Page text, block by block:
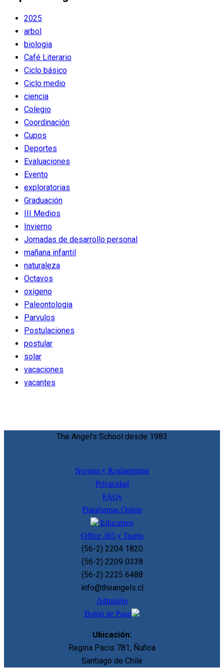
2025
arbol
biologia
Café Literario
Ciclo básico
Ciclo medio
ciencia
Colegio
Coordinación
Cupos
Deportes
Evaluaciones
Evento
exploratorias
Graduación
III Medios
Invierno
Jornadas de desarrollo personal
mañana infantil
naturaleza
Octavos
oxigeno
Paleontologia
Parvulos
Postulaciones
postular
solar
vacaciones
vacantes
The Angel’s School desde 1983
Normas y Reglamentos
Privacidad
FAQs
Plataformas Online
Educamos
Office 365 y Teams
(56-2) 2204 1820
(56-2) 2209 0338
(56-2) 2225 6488
info@theangels.cl
Admisión
Botón de Pago
Ubicación:
Regina Pacis 781, Ñuñoa
Santiago de Chile